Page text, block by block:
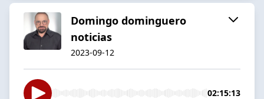
Domingo dominguero
noticias
2023-09-12
02:15:13